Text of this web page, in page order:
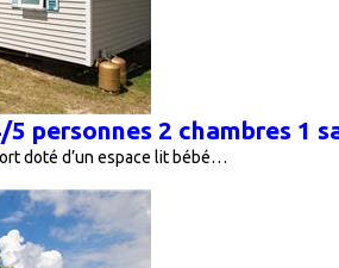
personnes 2 chambres 1
doté d’un espace lit bébé…